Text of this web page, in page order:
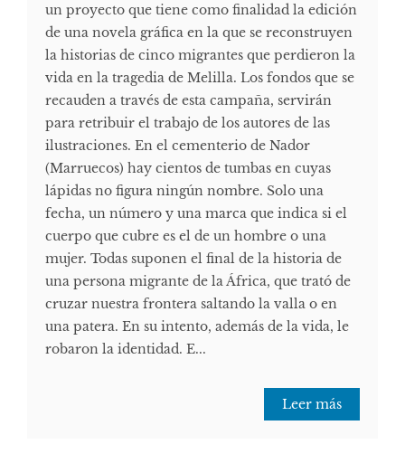
un proyecto que tiene como finalidad la edición
de una novela gráfica en la que se reconstruyen
la historias de cinco migrantes que perdieron la
vida en la tragedia de Melilla. Los fondos que se
recauden a través de esta campaña, servirán
para retribuir el trabajo de los autores de las
ilustraciones. En el cementerio de Nador
(Marruecos) hay cientos de tumbas en cuyas
lápidas no figura ningún nombre. Solo una
fecha, un número y una marca que indica si el
cuerpo que cubre es el de un hombre o una
mujer. Todas suponen el final de la historia de
una persona migrante de la África, que trató de
cruzar nuestra frontera saltando la valla o en
una patera. En su intento, además de la vida, le
robaron la identidad. E...
Leer más